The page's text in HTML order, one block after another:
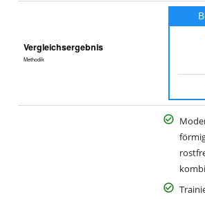
Vergleichsergebnis
Methodik